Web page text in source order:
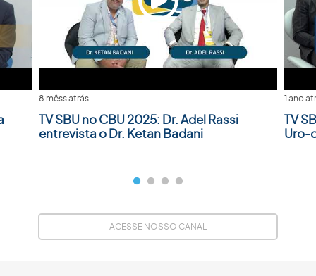
8 mêss atrás
TV SBU no CBU 2025: Dr. Adel Rassi
entrevista o Dr. Ketan Badani
1 ano
TV
Uro-
ACESSE NOSSO CANAL